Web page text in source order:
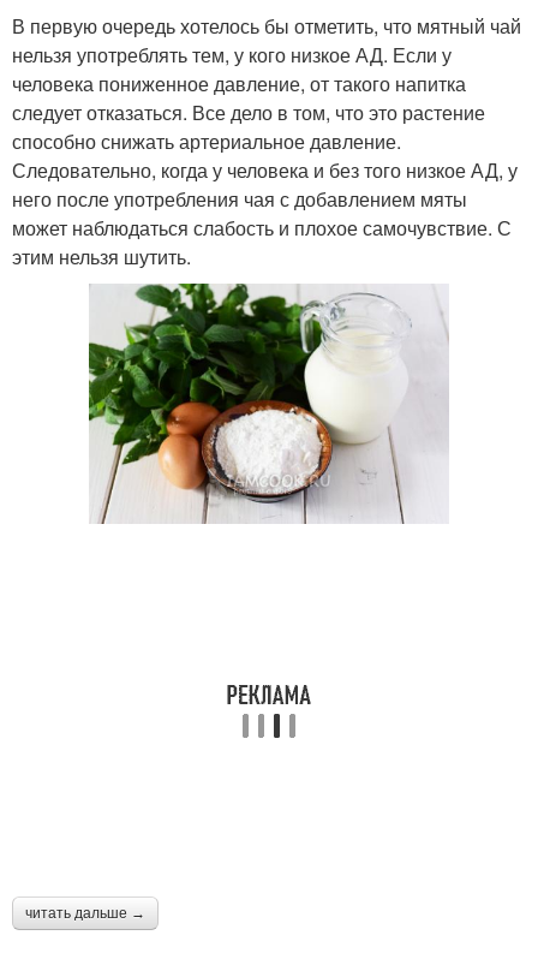
В первую очередь хотелось бы отметить, что мятный чай
нельзя употреблять тем, у кого низкое АД. Если у
человека пониженное давление, от такого напитка
следует отказаться. Все дело в том, что это растение
способно снижать артериальное давление.
Следовательно, когда у человека и без того низкое АД, у
него после употребления чая с добавлением мяты
может наблюдаться слабость и плохое самочувствие. С
этим нельзя шутить.
читать дальше →